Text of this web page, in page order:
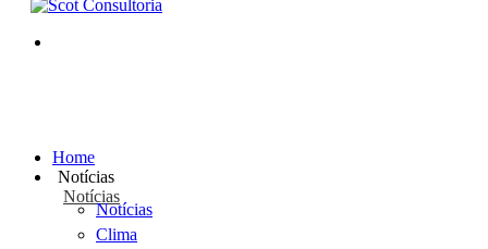
Home
Notícias
Notícias
Notícias
Clima